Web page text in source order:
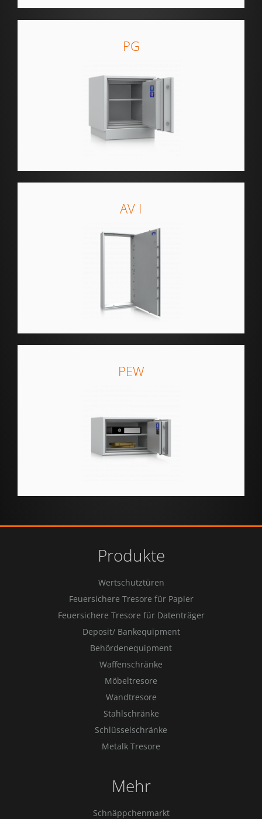
PG
AV I
PEW
Produkte
Wertschutztüren
Feuersichere Tresore für Papier
Feuersichere Tresore für Datenträger
Deposit/ Bankequipment
Behördenequipment
Waffenschränke
Möbeltresore
Wandtresore
Stahlschränke
Schlüsselschränke
Metalk Tresore
Mehr
Schnäppchenmarkt